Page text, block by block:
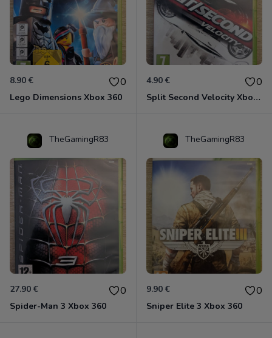
8.90 € 0
Lego Dimensions Xbox 360
4.90 € 0
Split Second Velocity Xbox 360
TheGamingR83
27.90 € 0
Spider-Man 3 Xbox 360
TheGamingR83
9.90 € 0
Sniper Elite 3 Xbox 360